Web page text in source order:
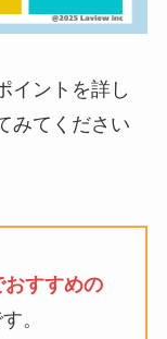
イントを詳し
みてください
すすめの
。